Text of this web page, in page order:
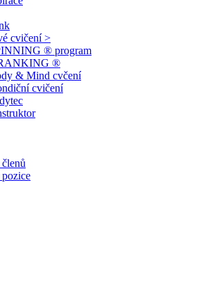
cvičení >
® program
®
& Mind cvčení
cvičení